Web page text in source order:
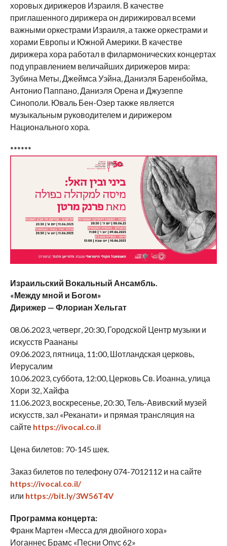
хоровых дирижеров Израиля. В качестве
приглашенного дирижера он дирижировал всеми
важными оркестрами Израиля, а также оркестрами и
хорами Европы и Южной Америки. В качестве
дирижера хора работал в филармонических концертах
под управлением величайших дирижеров мира:
Зубина Меты, Джеймса Уэйна, Даниэля Баренбойма,
Антонио Паппано, Даниэля Орена и Джузеппе
Синополи. Юваль Бен-Озер также является
музыкальным руководителем и дирижером
Национального хора.
******
Израильский Вокальный Ансамбль.
«Между мной и Богом»
Дирижер — Флориан Хельгат
08.06.2023, четверг, 20:30, Городской Центр музыки и
искусств Раананы
09.06.2023, пятница, 11:00, Шотландская церковь,
Иерусалим
10.06.2023, суббота, 12:00, Церковь Св. Иоанна, улица
Хори 32, Хайфа
11.06.2023, воскресенье, 20:30, Тель-Авивский музей
искусств, зал «Реканати» и прямая трансляция на
сайте https://ivocal.co.il
Цена билетов: 70-145 шек.
Заказ билетов по телефону 074-7012112 и на сайте
https://ivocal.co.il/
или https://bit.ly/3W56T4V
Программа концерта:
Франк Мартен «Месса для двойного хора»
Иоганнес Брамс «Песни Опус 62»